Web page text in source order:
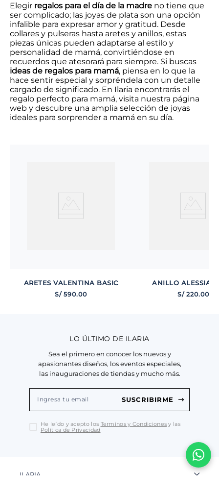
Elegir regalos para el día de la madre no tiene que
ser complicado; las joyas de plata son una opción
infalible para expresar amor y gratitud. Desde
collares y pulseras hasta aretes y anillos, estas
piezas únicas pueden adaptarse al estilo y
personalidad de mamá, convirtiéndose en
recuerdos que atesorará para siempre. Si buscas
ideas de regalos para mamá, piensa en lo que la
hace sentir especial y sorpréndela con un detalle
cargado de significado. En Ilaria encontrarás el
regalo perfecto para mamá, visita nuestra página
web y descubre una amplia selección de joyas
ideales para sorprender a mamá en su día.
ARETES VALENTINA BASIC
S/ 590.00
ANILLO ALESSIA
S/ 220.00
LO ÚLTIMO DE ILARIA
Sea el primero en conocer los nuevos y
apasionantes diseños, los eventos especiales,
las inauguraciones de tiendas y mucho más.
SUSCRIBIRME
He leído y acepto los Terminos y Condiciones y las
Política de Privacidad
ILARIA